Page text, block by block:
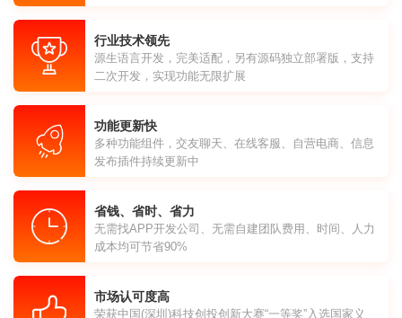
行业技术领先
源生语言开发，完美适配，另有源码独立部署版，支持
二次开发，实现功能无限扩展
功能更新快
多种功能组件，交友聊天、在线客服、自营电商、信息
发布插件持续更新中
省钱、省时、省力
无需找APP开发公司、无需自建团队费用、时间、人力
成本均可节省90%
市场认可度高
荣获中国(深圳)科技创投创新大赛“一等奖”入选国家义